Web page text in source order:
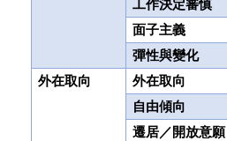
工作決定審慎
面子主義
彈性與變化
外在取向
外在取向
自由傾向
遷居／開放意願